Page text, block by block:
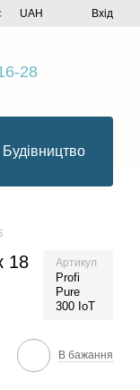
UAH Вхід
28
Будівництво
18
Артикул
Profi
Pure
300 IoT
В бажання